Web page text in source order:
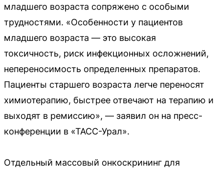
младшего возраста сопряжено с особыми
трудностями. «Особенности у пациентов
младшего возраста — это высокая
токсичность, риск инфекционных осложнений,
непереносимость определенных препаратов.
Пациенты старшего возраста легче переносят
химиотерапию, быстрее отвечают на терапию и
выходят в ремиссию», — заявил он на пресс-
конференции в «ТАСС-Урал».
Отдельный массовый онкоскрининг для